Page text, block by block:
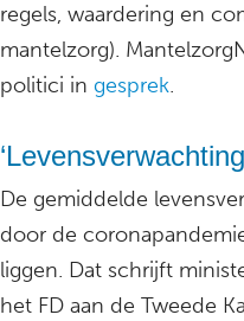
regels, waardering en
mantelzorg).
politici in gesprek.
De gemiddelde
door de
liggen. Dat schrijft
het FD aan de Tweede